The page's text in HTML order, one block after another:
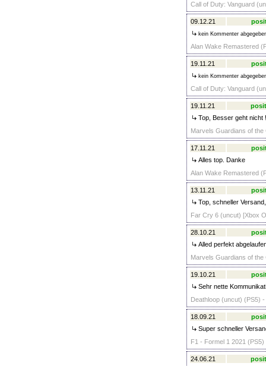
Call of Duty: Vanguard
09.12.21
kein Kommenter
Alan Wake Remastered
19.11.21
kein Kommenter
Call of Duty: Vanguard
19.11.21
Top, Besser geht nicht
Marvels Guardians of
17.11.21
Alles top. Danke
Alan Wake Remastered
13.11.21
Top, schneller
Far Cry 6 (uncut) [Xbox
28.10.21
Alled perfekt
Marvels Guardians of
19.10.21
Sehr nette
Deathloop (uncut) (PS5)
18.09.21
Super schneller
F1 - Formel 1 2021 (PS5)
24.06.21